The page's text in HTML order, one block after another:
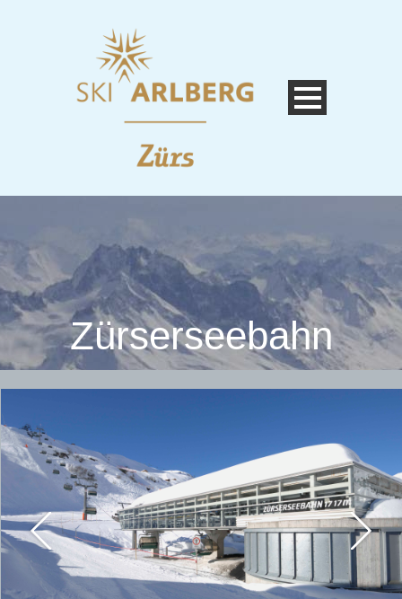
Zürserseebahn